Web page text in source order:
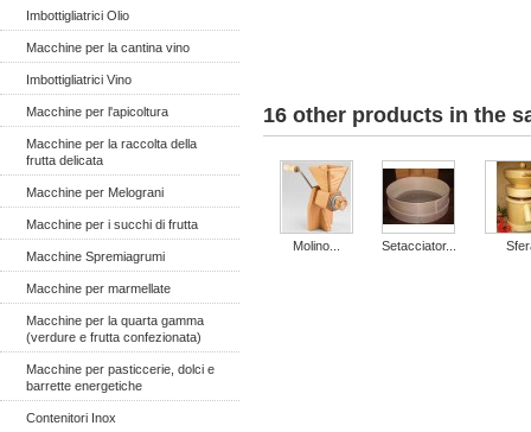
Imbottigliatrici Olio
Macchine per la cantina vino
Imbottigliatrici Vino
Macchine per l'apicoltura
Macchine per la raccolta della
frutta delicata
Macchine per Melograni
Macchine per i succhi di frutta
Macchine Spremiagrumi
Macchine per marmellate
Macchine per la quarta gamma
(verdure e frutta confezionata)
Macchine per pasticcerie, dolci e
barrette energetiche
Contenitori Inox
16 other products in the
Molino... Setacciator...